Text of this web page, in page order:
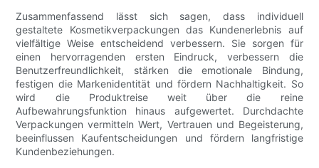
Zusammenfassend lässt sich sagen, dass individuell
gestaltete Kosmetikverpackungen das Kundenerlebnis auf
vielfältige Weise entscheidend verbessern. Sie sorgen für
einen hervorragenden ersten Eindruck, verbessern die
Benutzerfreundlichkeit, stärken die emotionale Bindung,
festigen die Markenidentität und fördern Nachhaltigkeit. So
wird die Produktreise weit über die reine
Aufbewahrungsfunktion hinaus aufgewertet. Durchdachte
Verpackungen vermitteln Wert, Vertrauen und Begeisterung,
beeinflussen Kaufentscheidungen und fördern langfristige
Kundenbeziehungen.